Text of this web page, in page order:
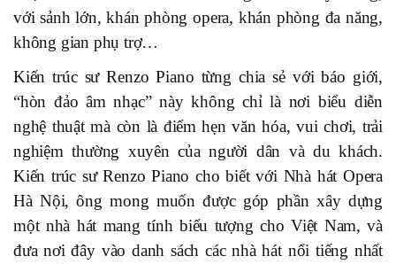
với sảnh lớn, khán phòng opera, khán phòng đa năng,
không gian phụ trợ…
Kiến trúc sư Renzo Piano từng chia sẻ với báo giới,
“hòn đảo âm nhạc” này không chỉ là nơi biểu diễn
nghệ thuật mà còn là điểm hẹn văn hóa, vui chơi, trải
nghiệm thường xuyên của người dân và du khách.
Kiến trúc sư Renzo Piano cho biết với Nhà hát Opera
Hà Nội, ông mong muốn được góp phần xây dựng
một nhà hát mang tính biểu tượng cho Việt Nam, và
đưa nơi đây vào danh sách các nhà hát nổi tiếng nhất